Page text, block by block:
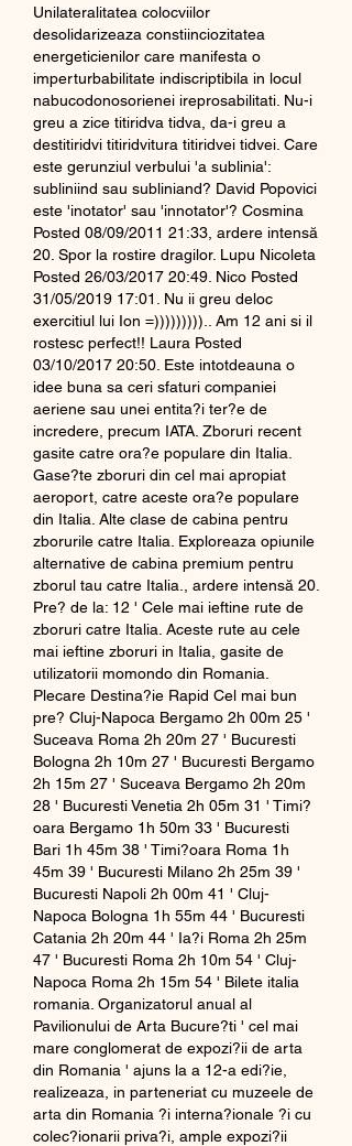
Unilateralitatea colocviilor
desolidarizeaza constiinciozitatea
energeticienilor care manifesta o
imperturbabilitate indiscriptibila in locul
nabucodonosorienei ireprosabilitati. Nu-i
greu a zice titiridva tidva, da-i greu a
destitiridvi titiridvitura titiridvei tidvei. Care
este gerunziul verbului 'a sublinia':
subliniind sau subliniand? David Popovici
este 'inotator' sau 'innotator'? Cosmina
Posted 08/09/2011 21:33, ardere intensă
20. Spor la rostire dragilor. Lupu Nicoleta
Posted 26/03/2017 20:49. Nico Posted
31/05/2019 17:01. Nu ii greu deloc
exercitiul lui Ion =))))))))).. Am 12 ani si il
rostesc perfect!! Laura Posted
03/10/2017 20:50. Este intotdeauna o
idee buna sa ceri sfaturi companiei
aeriene sau unei entita?i ter?e de
incredere, precum IATA. Zboruri recent
gasite catre ora?e populare din Italia.
Gase?te zboruri din cel mai apropiat
aeroport, catre aceste ora?e populare
din Italia. Alte clase de cabina pentru
zborurile catre Italia. Exploreaza opiunile
alternative de cabina premium pentru
zborul tau catre Italia., ardere intensă 20.
Pre? de la: 12 ' Cele mai ieftine rute de
zboruri catre Italia. Aceste rute au cele
mai ieftine zboruri in Italia, gasite de
utilizatorii momondo din Romania.
Plecare Destina?ie Rapid Cel mai bun
pre? Cluj-Napoca Bergamo 2h 00m 25 '
Suceava Roma 2h 20m 27 ' Bucuresti
Bologna 2h 10m 27 ' Bucuresti Bergamo
2h 15m 27 ' Suceava Bergamo 2h 20m
28 ' Bucuresti Venetia 2h 05m 31 ' Timi?
oara Bergamo 1h 50m 33 ' Bucuresti
Bari 1h 45m 38 ' Timi?oara Roma 1h
45m 39 ' Bucuresti Milano 2h 25m 39 '
Bucuresti Napoli 2h 00m 41 ' Cluj-
Napoca Bologna 1h 55m 44 ' Bucuresti
Catania 2h 20m 44 ' Ia?i Roma 2h 25m
47 ' Bucuresti Roma 2h 10m 54 ' Cluj-
Napoca Roma 2h 15m 54 ' Bilete italia
romania. Organizatorul anual al
Pavilionului de Arta Bucure?ti ' cel mai
mare conglomerat de expozi?ii de arta
din Romania ' ajuns la a 12-a edi?ie,
realizeaza, in parteneriat cu muzeele de
arta din Romania ?i interna?ionale ?i cu
colec?ionarii priva?i, ample expozi?ii